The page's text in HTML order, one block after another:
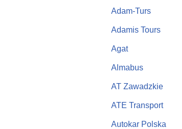
Adam-Turs
Adamis Tours
Agat
Almabus
AT Zawadzkie
ATE Transport
Autokar Polska